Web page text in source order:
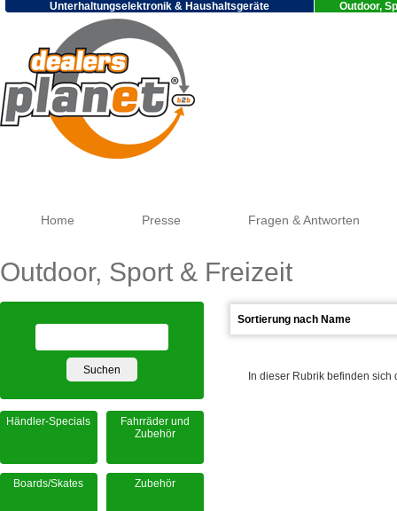
Unterhaltungselektronik & Haushaltsgeräte Outdoor,
Home Presse Fragen & Antworten
Outdoor, Sport & Freizeit
In dieser Rubrik befinden
Händler-Specials
Fahrräder und
Zubehör
Boards/Skates Zubehör